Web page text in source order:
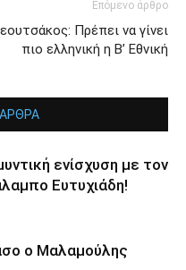
Επόμενο άρθρο
Πρέπει να γίνει
πιο ελληνική η Β’ Εθνική
ενίσχυση με τον
Ευτυχιάδη!
ο Μαλαμούλης